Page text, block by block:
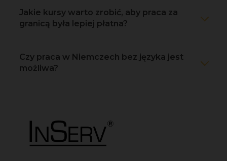
Jakie kursy warto zrobić, aby praca za
granicą była lepiej płatna?
Czy praca w Niemczech bez języka jest
możliwa?